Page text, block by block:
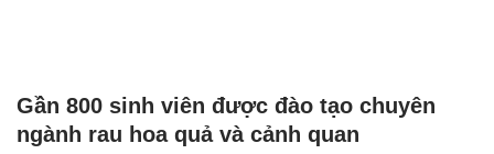
Gần 800 sinh viên được đào tạo chuyên
ngành rau hoa quả và cảnh quan